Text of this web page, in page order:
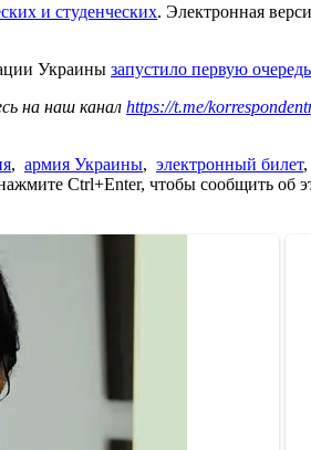
и студенческих. Электронная
Украины запустило первую
на наш канал https://t.me/
, армия Украины, электронный билет,
Ctrl+Enter, чтобы сообщить об